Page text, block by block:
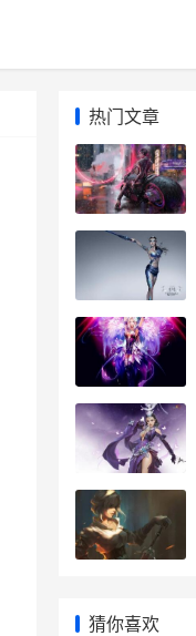
热门文章
猜你喜欢